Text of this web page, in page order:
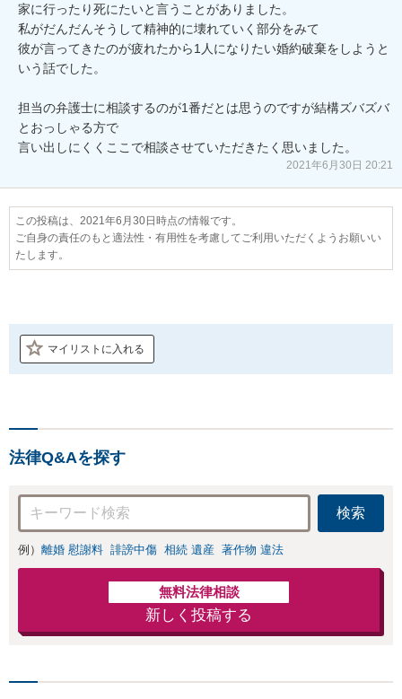
家に行ったり死にたいと言うことがありました。
私がだんだんそうして精神的に壊れていく部分をみて
彼が言ってきたのが疲れたから1人になりたい婚約破棄をしようと
いう話でした。
担当の弁護士に相談するのが1番だとは思うのですが結構ズバズバ
とおっしゃる方で
言い出しにくくここで相談させていただきたく思いました。
2021年6月30日 20:21
この投稿は、2021年6月30日時点の情報です。
ご自身の責任のもと適法性・有用性を考慮してご利用いただくようお願いい
たします。
マイリストに入れる
法律Q&Aを探す
検索
例） 離婚 慰謝料 誹謗中傷 相続 遺産 著作物 違法
無料法律相談
新しく投稿する